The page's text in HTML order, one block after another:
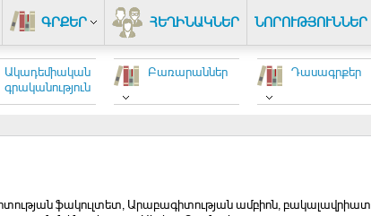
ԳՐՔԵՐ ՀԵՂԻՆԱԿՆԵՐ ՆՈՐՈՒԹՅՈՒՆՆԵՐ
Դասագրքեր
Բառարաններ
Ակադեմիական
գրականություն
ֆակուլտետ, Արաբագիտության ամբիոն, բակալավրիատ